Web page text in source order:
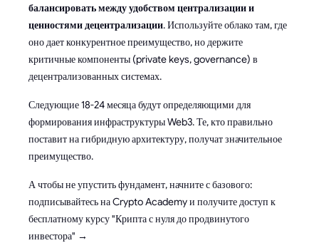
балансировать между удобством централизации и
ценностями децентрализации. Используйте облако там, где
оно дает конкурентное преимущество, но держите
критичные компоненты (private keys, governance) в
децентрализованных системах.
Следующие 18-24 месяца будут определяющими для
формирования инфраструктуры Web3. Те, кто правильно
поставит на гибридную архитектуру, получат значительное
преимущество.
А чтобы не упустить фундамент, начните с базового:
подписывайтесь на Crypto Academy и получите доступ к
бесплатному курсу "Крипта с нуля до продвинутого
инвестора" →